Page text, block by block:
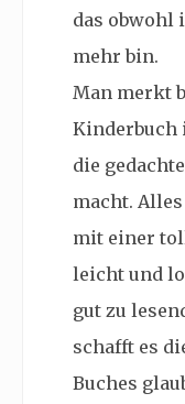
das obwohl
mehr bin.
Man merkt
Kinderbuch
die
macht.
mit einer
leicht und
gut zu
schafft es
Buches